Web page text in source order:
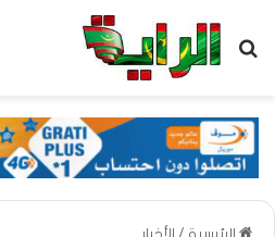
بحث عن
الرئيسية / الأخبار